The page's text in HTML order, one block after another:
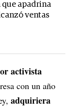
que apadrina
ventas
activista
con un año
adquiriera